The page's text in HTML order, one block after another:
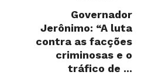
Governador
Jerônimo: “A luta
contra as facções
criminosas e o
tráfico de ...